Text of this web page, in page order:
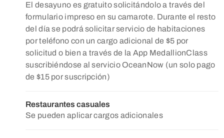
El desayuno es gratuito solicitándolo a través del
formulario impreso en su camarote. Durante el resto
del día se podrá solicitar servicio de habitaciones
por teléfono con un cargo adicional de $5 por
solicitud o bien a través de la App MedallionClass
suscribiéndose al servicio OceanNow (un solo pago
de $15 por suscripción)
Restaurantes casuales
Se pueden aplicar cargos adicionales